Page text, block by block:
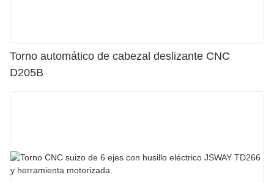
Torno automático de cabezal deslizante CNC
D205B